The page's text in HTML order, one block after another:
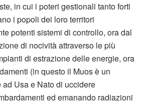
in cui i poteri gestionali tanto forti
i popoli dei loro territori
potenti sistemi di controllo, ora dal
di nocività attraverso le più
di estrazione delle energie, ora
(in questo il Muos è un
Usa e Nato di uccidere
ed emanando radiazioni